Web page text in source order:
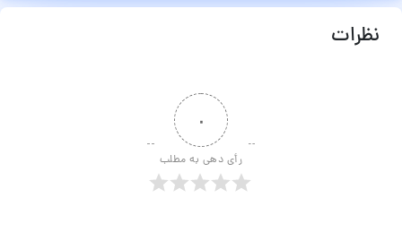
نظرات
۰
رأی دهی به مطلب